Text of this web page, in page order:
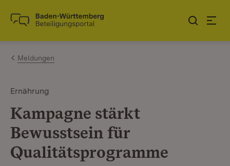
Zum Inhalt springen
Link zur Startseite
Meldungen
Ernährung
Kampagne stärkt
Bewusstsein für
Qualitätsprogramme